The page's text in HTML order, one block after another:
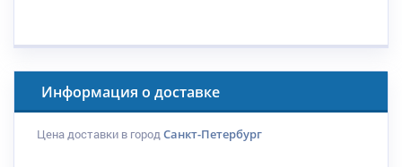
Информация о доставке
Цена доставки в городСанкт-Петербург